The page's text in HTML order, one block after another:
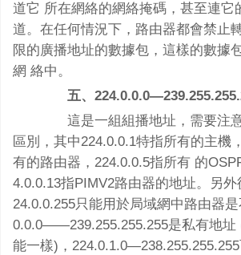
道它 所在網絡的網絡掩碼，甚至連它
道。在任何情況下，路由器都會禁止
限的廣播地址的數據包，這樣的數據
網 絡中。
五、
這是一組組播地址，需要注
區別，其中224.0.0.1特指所有的主機
有的路由器，224.0.0.5指所有 的
4.0.0.13指PIMV2路由器的地址。另
24.0.0.255只能用於局域網中路由器
0.0.0――239.255.255.255是私有地址
能一樣)，